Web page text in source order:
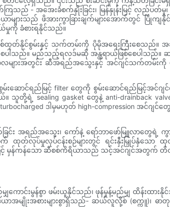
ြသည် - အအေးခံစက်နှိုးခြင်း၊ မြန်နှုန်းမြင့် လည်ပတ်မှု
သည် ဖိအားကွာခြားချက်များအောက်တွင် ပြိုကျနိုင်
မှုကို ခံစားရနိုင်သည်။
း စစ်ထုတ်နိုင်စွမ်းနှင့် သက်တမ်းကို ပိုမိုအရေးကြီးစေသည်။
ါသည်။ မည်သည့်ရလဒ်မဆို အန္တရာယ်ဖြစ်စေပါသည်။ ဆ
ျားအတွင်း ဆီအရည်အသွေးနှင့် အင်ဂျင်သက်တမ်းကို ပိုမို
ာင်ရည်မြင့် filter တွေကို စွမ်းဆောင်ရည်မြင့်အင်ဂျင်
သူတို့ရဲ့ sealing gasket တွေနဲ့ anti-drainback
ဒါမှမဟုတ် high-compression အင်
အရည်အသွေး၊ ကော်နဲ့ ရော်ဘာဖော်မြူလာတွေရဲ့ ကွ
ထုတ်လုပ်မှုလုပ်ငန်းစဉ်များတွင် ရင်းနှီးမြှုပ်နှံသော
ားဖြင့် မှန်ကန်သော ဆီစစ်ကိရိယာသည် သင့်အင်ဂျင်အတွ
းမွန်စွာ ဖမ်းယူနိုင်သည်၊ ဖုန်မှုန့်မည်မျှ ထိန်းထားနိုင်
မျိုးအစားများစွာရှိသည်- ဆယ်လူလို့စ် (စက္ကူ)၊ ဓာတုအမ